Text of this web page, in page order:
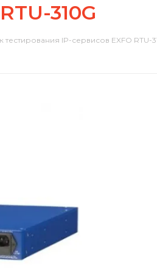
310G
тестирования IP-сервисов EXFO RTU-